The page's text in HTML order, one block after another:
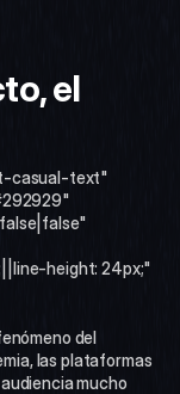
el
casual-text"
height: 24px;"
las plataformas
mucho